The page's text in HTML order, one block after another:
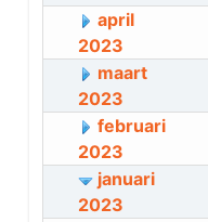
april
2023
maart
2023
februari
2023
januari
2023